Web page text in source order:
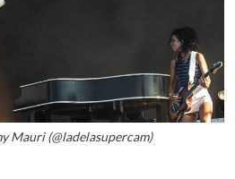
Mauri (@ladelasupercam)